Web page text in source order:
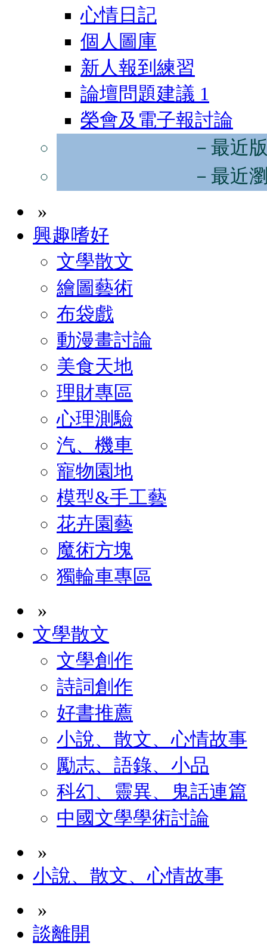
心情日記
個人圖庫
新人報到練習
論壇問題建議 1
榮會及電子報討論
－最近
－最近
»
興趣嗜好
文學散文
繪圖藝術
布袋戲
動漫畫討論
美食天地
理財專區
心理測驗
汽、機車
寵物園地
模型&手工藝
花卉園藝
魔術方塊
獨輪車專區
»
文學散文
文學創作
詩詞創作
好書推薦
小說、散文、心情故事
勵志、語錄、小品
科幻、靈異、鬼話連篇
中國文學學術討論
»
小說、散文、心情故事
»
談離開